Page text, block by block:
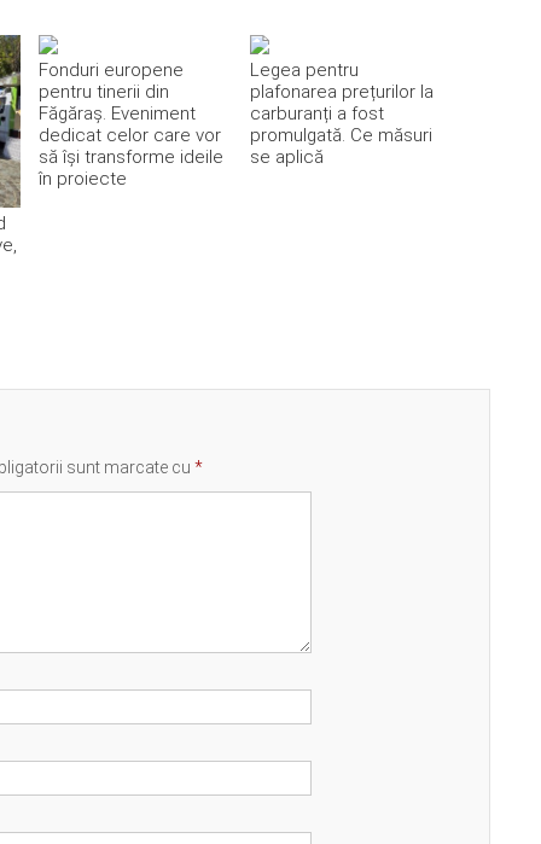
Fonduri europene
pentru tinerii din
Făgăraș. Eveniment
dedicat celor care vor
să își transforme ideile
în proiecte
Legea pentru
plafonarea prețurilor la
carburanți a fost
promulgată. Ce măsuri
se aplică
sunt marcate cu *